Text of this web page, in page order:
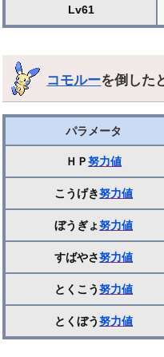
Lv61
コモルーを倒した
パラメータ
ＨＰ努力値
こうげき努力値
ぼうぎょ努力値
すばやさ努力値
とくこう努力値
とくぼう努力値